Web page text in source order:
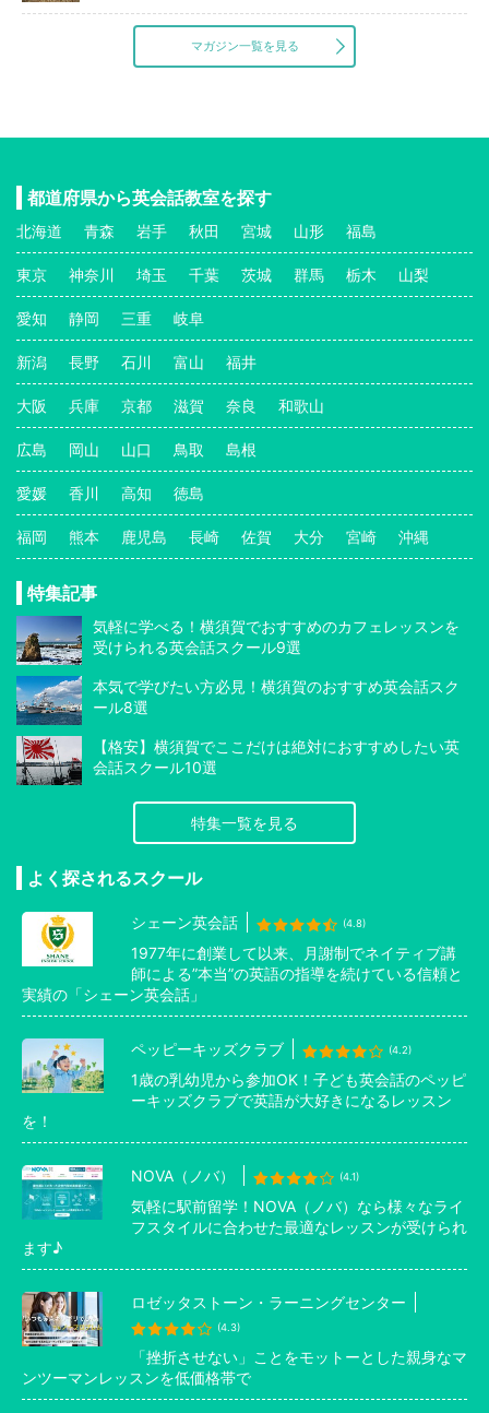
マガジン一覧を見る
都道府県から英会話教室を探す
北海道 青森 岩手 秋田 宮城 山形 福島
東京 神奈川 埼玉 千葉 茨城 群馬 栃木 山梨
愛知 静岡 三重 岐阜
新潟 長野 石川 富山 福井
大阪 兵庫 京都 滋賀 奈良 和歌山
広島 岡山 山口 鳥取 島根
愛媛 香川 高知 徳島
福岡 熊本 鹿児島 長崎 佐賀 大分 宮崎 沖縄
特集記事
気軽に学べる！横須賀でおすすめのカフェレッスンを
受けられる英会話スクール9選
本気で学びたい方必見！横須賀のおすすめ英会話スク
ール8選
【格安】横須賀でここだけは絶対におすすめしたい英
会話スクール10選
特集一覧を見る
よく探されるスクール
シェーン英会話 (4.8)
1977年に創業して以来、月謝制でネイティブ講
師による”本当”の英語の指導を続けている信頼と
実績の「シェーン英会話」
ペッピーキッズクラブ (4.2)
1歳の乳幼児から参加OK！子ども英会話のペッピ
ーキッズクラブで英語が大好きになるレッスン
を！
NOVA（ノバ） (4.1)
気軽に駅前留学！NOVA（ノバ）なら様々なライ
フスタイルに合わせた最適なレッスンが受けられ
ます♪
ロゼッタストーン・ラーニングセンター
(4.3)
「挫折させない」ことをモットーとした親身なマ
ンツーマンレッスンを低価格帯で